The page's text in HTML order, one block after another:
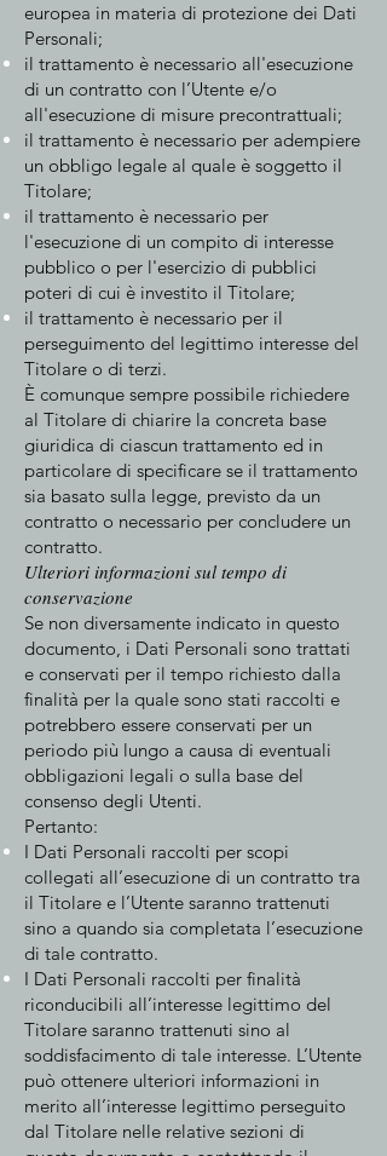
europea in materia di protezione dei Dati
Personali;
il trattamento è necessario all'esecuzione
di un contratto con l’Utente e/o
all'esecuzione di misure precontrattuali;
il trattamento è necessario per adempiere
un obbligo legale al quale è soggetto il
Titolare;
il trattamento è necessario per
l'esecuzione di un compito di interesse
pubblico o per l'esercizio di pubblici
poteri di cui è investito il Titolare;
il trattamento è necessario per il
perseguimento del legittimo interesse del
Titolare o di terzi.
È comunque sempre possibile richiedere
al Titolare di chiarire la concreta base
giuridica di ciascun trattamento ed in
particolare di specificare se il trattamento
sia basato sulla legge, previsto da un
contratto o necessario per concludere un
contratto.
Ulteriori informazioni sul tempo di
conservazione
Se non diversamente indicato in questo
documento, i Dati Personali sono trattati
e conservati per il tempo richiesto dalla
finalità per la quale sono stati raccolti e
potrebbero essere conservati per un
periodo più lungo a causa di eventuali
obbligazioni legali o sulla base del
consenso degli Utenti.
Pertanto:
I Dati Personali raccolti per scopi
collegati all’esecuzione di un contratto tra
il Titolare e l’Utente saranno trattenuti
sino a quando sia completata l’esecuzione
di tale contratto.
I Dati Personali raccolti per finalità
riconducibili all’interesse legittimo del
Titolare saranno trattenuti sino al
soddisfacimento di tale interesse. L’Utente
può ottenere ulteriori informazioni in
merito all’interesse legittimo perseguito
dal Titolare nelle relative sezioni di